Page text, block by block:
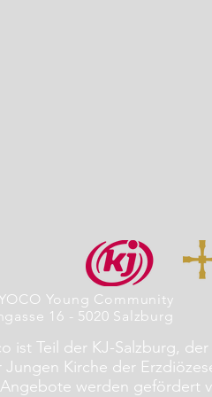
Young Community
16 - 5020 Salzburg
ist Teil der KJ-Salzburg,
Jungen Kirche der
werden gefördert